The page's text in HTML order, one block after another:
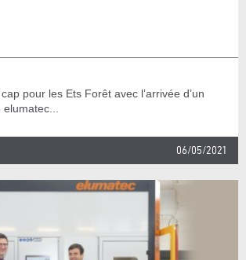
pour les Ets Forêt avec l’arrivée d’un
06/05/2021